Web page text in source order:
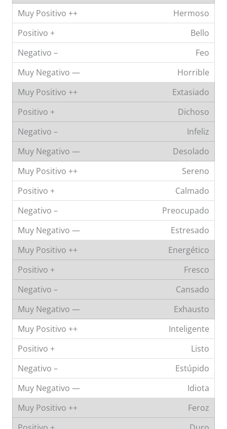
Hermoso
Bello
Feo
Horrible
Extasiado
Dichoso
Infeliz
Desolado
Sereno
Calmado
Preocupado
Estresado
Energético
Fresco
Cansado
Exhausto
Inteligente
Listo
Estúpido
Idiota
Feroz